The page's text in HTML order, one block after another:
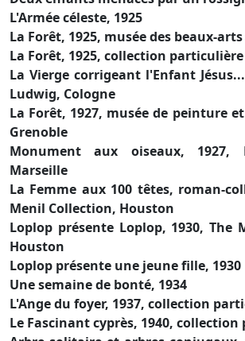
L'Armée céleste, 1925
La Forêt, 1925, musée des beaux-
La Forêt, 1925, collection particulière
La Vierge corrigeant l'Enfant
Ludwig, Cologne
La Forêt, 1927, musée de peinture
Grenoble
Monument aux oiseaux, 1927,
Marseille
La Femme aux 100 têtes, roman-
Menil Collection, Houston
Loplop présente Loplop, 1930, The
Houston
Loplop présente une jeune fille, 1930
Une semaine de bonté, 1934
L'Ange du foyer, 1937, collection
Le Fascinant cyprès, 1940,